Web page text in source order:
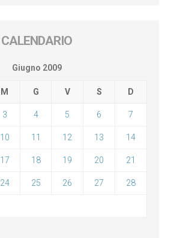
CALENDARIO
Giugno 2009
M G V S D
3 4 5 6 7
10 11 12 13 14
17 18 19 20 21
24 25 26 27 28